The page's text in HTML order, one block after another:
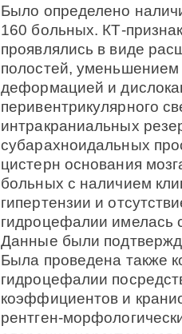
Было определено
160 больных. КТ-
проявлялись в виде
полостей, уменьшением
деформацией и
перивентрикулярного
интракраниальных
субарахноидальных
цистерн основания
больных с наличием
гипертензии и
гидроцефалии имелась
Данные были
Была проведена также
гидроцефалии
коэффициентов и
рентген-